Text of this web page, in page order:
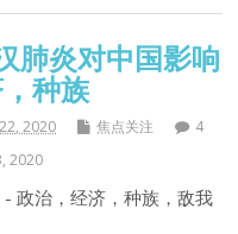
肺炎对中国影响
种族
2020 焦点关注
4
2020
政治，经济，种族，敌我